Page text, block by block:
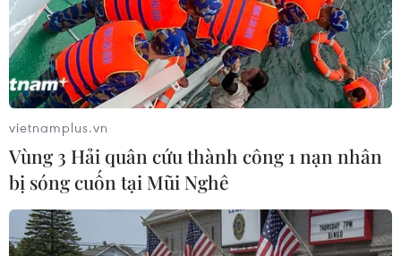
(TTXVN)
vietnamplus.vn
Vùng 3 Hải quân cứu thành công 1 nạn nhân
bị sóng cuốn tại Mũi Nghê